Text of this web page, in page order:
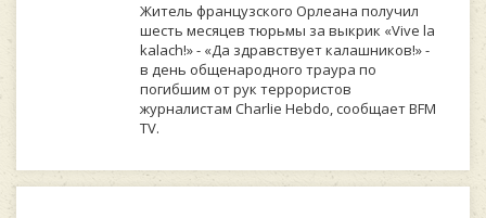
Житель французского Орлеана получил
шесть месяцев тюрьмы за выкрик «Vive la
kalach!» - «Да здравствует калашников!» -
в день общенародного траура по
погибшим от рук террористов
журналистам Charlie Hebdo, сообщает BFM
TV.